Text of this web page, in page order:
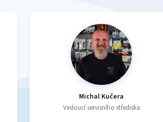
Michal Kučera
Vedoucí servisního střediska